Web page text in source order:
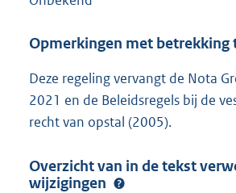
Opmerkingen met betrekking
Deze regeling vervangt de Nota
2021 en de Beleidsregels bij de
recht van opstal (2005).
Overzicht van in de tekst
wijzigingen